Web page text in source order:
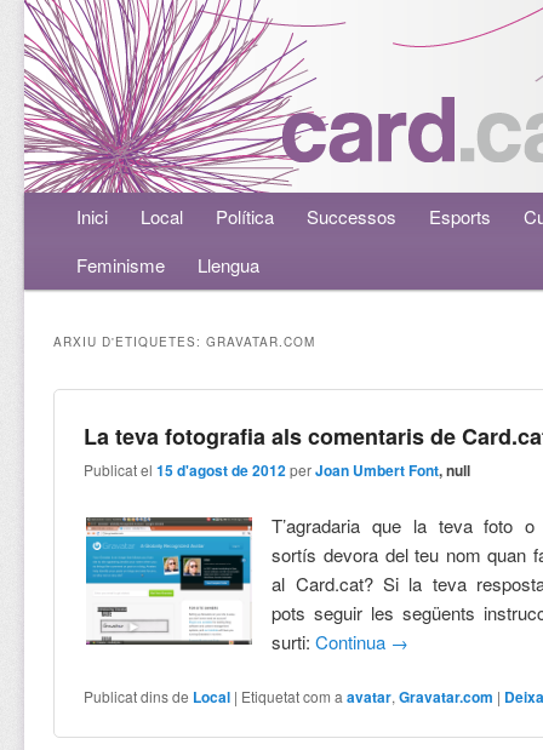
Menú principalAneu al contingut principal
Aneu al contingut secundari
Inici Local Política Successos Esports
Feminisme
Llengua
ARXIU D'ETIQUETES:GRAVATAR.COM
La teva fotografia als comentaris de
Publicat el15 d'agost de 2012 perJoan Umbert Font, null
T’agradaria que la teva foto o
sortís devora del teu nom quan
al Card.cat? Si la teva
pots seguir les següents
surti:Continua →
Publicat dins de Local | Etiquetat com a avatar,Gravatar.com |